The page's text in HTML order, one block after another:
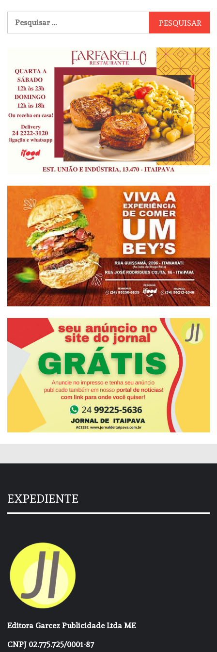
por:
EXPEDIENTE
Editora Garcez Publicidade Ltda ME
CNPJ 02.775.725/0001-87